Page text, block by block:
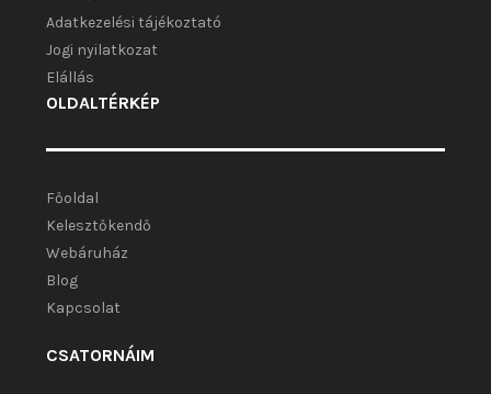
Adatkezelési tájékoztató
Jogi nyilatkozat
Elállás
OLDALTÉRKÉP
Főoldal
Kelesztőkendő
Webáruház
Blog
Kapcsolat
CSATORNÁIM